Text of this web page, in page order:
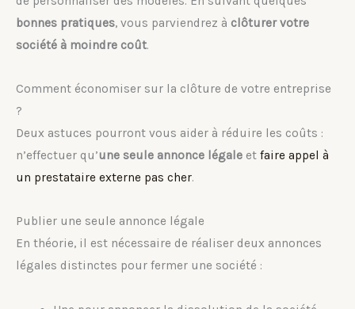
bonnes pratiques, vous parviendrez à clôturer votre
société à moindre coût.
Comment économiser sur la clôture de votre entreprise
?
Deux astuces pourront vous aider à réduire les coûts :
n’effectuer qu’une seule annonce légale et faire appel à
un prestataire externe pas cher.
Publier une seule annonce légale
En théorie, il est nécessaire de réaliser deux annonces
légales distinctes pour fermer une société :